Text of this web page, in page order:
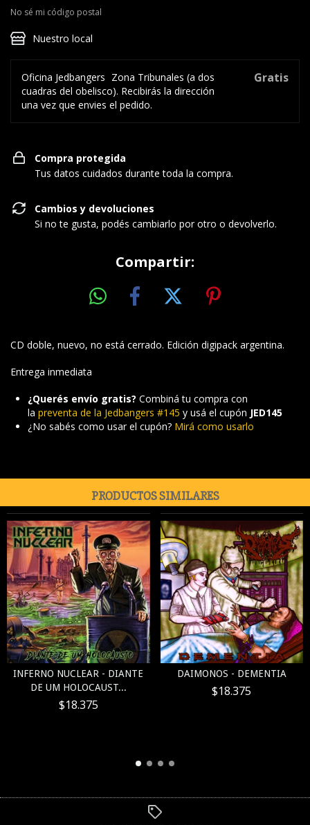
No sé mi código postal
Nuestro local
Oficina Jedbangers Zona Tribunales (a dos
cuadras del obelisco). Recibirás la dirección
una vez que envies el pedido.
Gratis
Compra protegida
Tus datos cuidados durante toda la compra.
Cambios y devoluciones
Si no te gusta, podés cambiarlo por otro o devolverlo.
Compartir:
CD doble, nuevo, no está cerrado. Edición digipack argentina.
Entrega inmediata
¿Querés envío gratis? Combiná tu compra con
la preventa de la Jedbangers #145 y usá el cupón JED145
¿No sabés como usar el cupón? Mirá como usarlo
PRODUCTOS SIMILARES
INFERNO NUCLEAR - DIANTE
DE UM HOLOCAUST...
$18.375
DAIMONOS - DEMENTIA
$18.375